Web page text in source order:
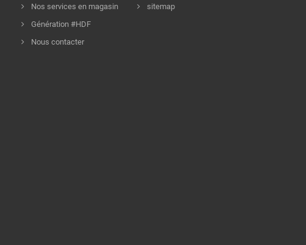
Nos services en magasin
Génération #HDF
Nous contacter
sitemap